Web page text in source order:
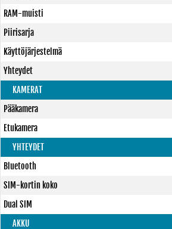
RAM-muisti
Piirisarja
Käyttöjärjestelmä
Yhteydet
KAMERAT
Pääkamera
Etukamera
YHTEYDET
Bluetooth
SIM-kortin koko
Dual SIM
AKKU